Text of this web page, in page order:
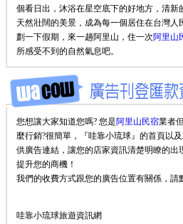
個看日出，沐浴在星空底下的好地方，清新
天然壯闊的美景，成為每一個居住在台灣人
劃一下假期，來一趟阿里山，住一次阿里山
所感受不到的自然氣息吧。
您想讓大家知道您嗎? 您是阿里山民宿業者
麼行銷?很簡單，『哇靠小琉球』的首頁以
供廣告連結，讓您的店家資訊清楚明瞭的出
提升您的商機！
我們的收費方式跟您的廣告位置有關係，請
哇靠小琉球旅遊資訊網